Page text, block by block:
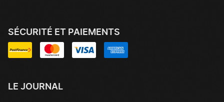
SÉCURITÉ ET PAIEMENTS
LE JOURNAL